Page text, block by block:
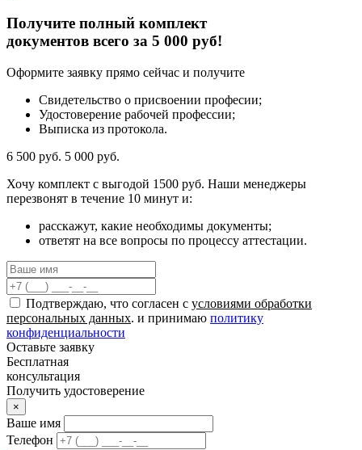
Получите полный комплект
документов всего за 5 000 руб!
Оформите заявку прямо сейчас и получите
Свидетельство о присвоении професии;
Удостоверение рабочей профессии;
Выписка из протокола.
6 500 руб. 5 000 руб.
Хочу комплект с выгодой 1500 руб. Наши менеджеры
перезвонят в течение 10 минут и:
расскажут, какие необходимы документы;
ответят на все вопросы по процессу аттестации.
Подтверждаю, что согласен с условиями обработки
персональных данных. и принимаю политику
конфиденциальности
Оставьте заявку
Бесплатная
консультация
Получить удостоверение
×
Ваше имя
Телефон